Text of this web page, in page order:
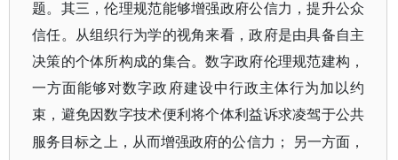
题。其三，伦理规范能够增强政府公信力，提升公众
信任。从组织行为学的视角来看，政府是由具备自主
决策的个体所构成的集合。数字政府伦理规范建构，
一方面能够对数字政府建设中行政主体行为加以约
束，避免因数字技术便利将个体利益诉求凌驾于公共
服务目标之上，从而增强政府的公信力；
另一方面，